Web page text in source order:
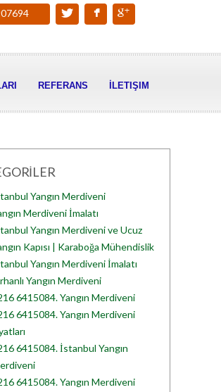
REFERANS İLETIŞIM
Yangın Merdiveni
Merdiveni İmalatı
Yangın Merdiveni ve Ucuz
Kapısı | Karaboğa Mühendislik
Yangın Merdiveni İmalatı
Yangın Merdiveni
6415084. Yangın Merdiveni
6415084. Yangın Merdiveni
6415084. İstanbul Yangın
6415084. Yangın Merdiveni